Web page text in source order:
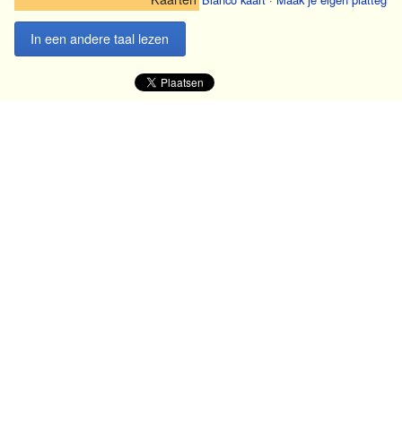
In een andere taal lezen